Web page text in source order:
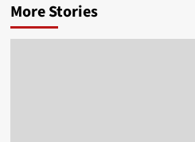
More Stories